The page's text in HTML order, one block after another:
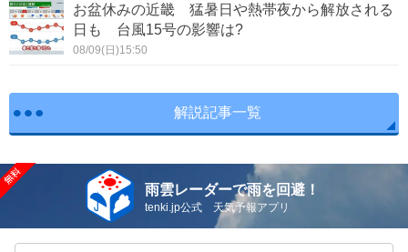
お盆休みの近畿 猛暑日や熱帯夜から解放される
日も 台風15号の影響は?
08/09(日)15:50
解説記事一覧
雨雲レーダーで雨を回避！
tenki.jp公式 天気予報アプリ